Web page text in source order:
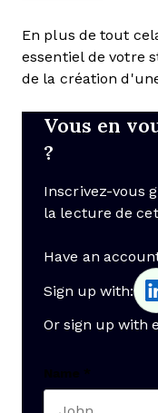
En plus de tout
essentiel de votre
de la création
Vous en
?
Inscrivez-vous
la lecture de
Have an
Sign up with:
Or sign up with
Name *